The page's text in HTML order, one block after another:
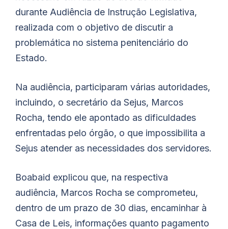
durante Audiência de Instrução Legislativa,
realizada com o objetivo de discutir a
problemática no sistema penitenciário do
Estado.
Na audiência, participaram várias autoridades,
incluindo, o secretário da Sejus, Marcos
Rocha, tendo ele apontado as dificuldades
enfrentadas pelo órgão, o que impossibilita a
Sejus atender as necessidades dos servidores.
Boabaid explicou que, na respectiva
audiência, Marcos Rocha se comprometeu,
dentro de um prazo de 30 dias, encaminhar à
Casa de Leis, informações quanto pagamento